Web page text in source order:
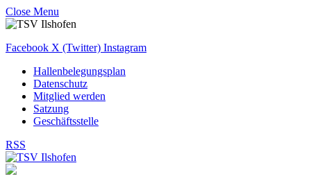
Close Menu
Facebook X (Twitter) Instagram
Hallenbelegungsplan
Datenschutz
Mitglied werden
Satzung
Geschäftsstelle
RSS